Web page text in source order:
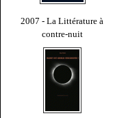
2007 - La Littérature à
contre-nuit